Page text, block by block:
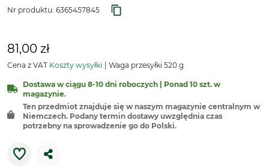
Nr produktu: 6365457845
81,00 zł
Cena z VAT Koszty wysyłki Waga przesyłki 520 g
Dostawa w ciągu 8-10 dni roboczych | Ponad 10 szt. w
magazynie.
Ten przedmiot znajduje się w naszym magazynie centralnym w
Niemczech. Podany termin dostawy uwzględnia czas
potrzebny na sprowadzenie go do Polski.